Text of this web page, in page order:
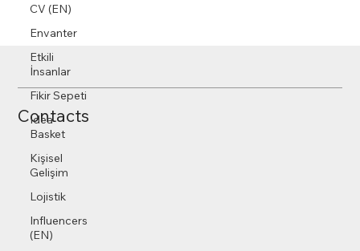
CV (EN)
Envanter
Etkili
İnsanlar
Fikir Sepeti
Idea
Basket
Kişisel
Gelişim
Lojistik
Influencers
(EN)
Contacts